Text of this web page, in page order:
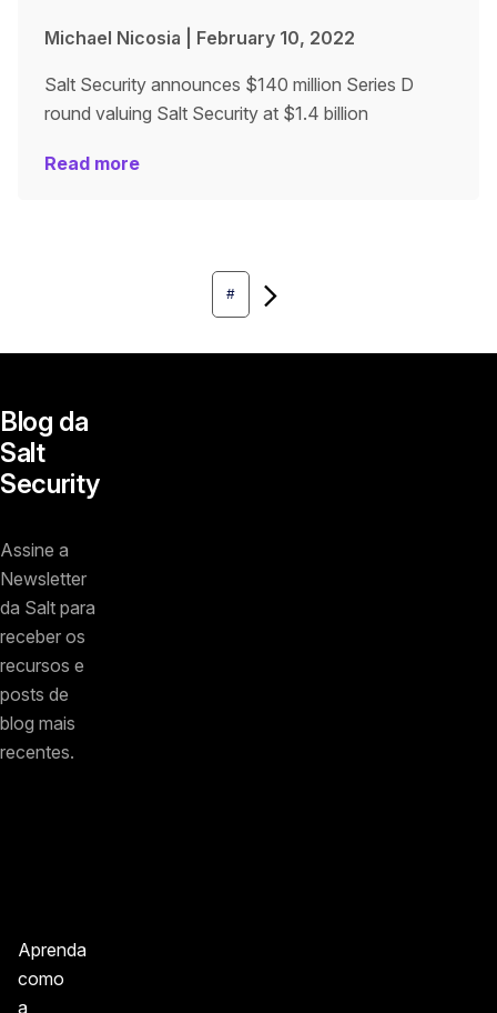
Michael Nicosia February 10, 2022
Salt Security announces $140 million Series D
round valuing Salt Security at $1.4 billion
Read more
#
Next
Blog da
Salt
Security
Assine a
Newsletter
da Salt para
receber os
recursos e
posts de
blog mais
recentes.
Aprenda
como
a